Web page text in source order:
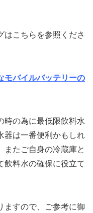
はこちらを参照くださ
モバイルバッテリーの
時の為に最低限飲料水
器は一番便利かもしれ
またご自身の冷蔵庫と
飲料水の確保に役立て
ますので、ご参考に御